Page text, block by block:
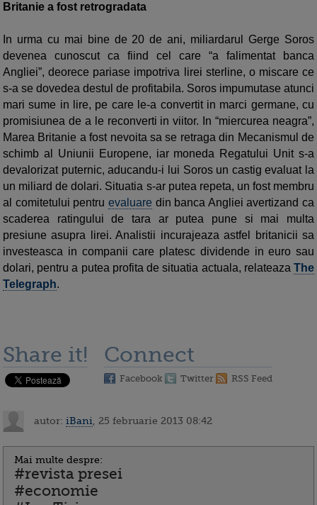
Britanie a fost retrogradata
In urma cu mai bine de 20 de ani, miliardarul Gerge Soros
devenea cunoscut ca fiind cel care “a falimentat banca
Angliei”, deorece pariase impotriva lirei sterline, o miscare ce
s-a se dovedea destul de profitabila. Soros impumutase atunci
mari sume in lire, pe care le-a convertit in marci germane, cu
promisiunea de a le reconverti in viitor. In “miercurea neagra”,
Marea Britanie a fost nevoita sa se retraga din Mecanismul de
schimb al Uniunii Europene, iar moneda Regatului Unit s-a
devalorizat puternic, aducandu-i lui Soros un castig evaluat la
un miliard de dolari. Situatia s-ar putea repeta, un fost membru
al comitetului pentru evaluare din banca Angliei avertizand ca
scaderea ratingului de tara ar putea pune si mai multa
presiune asupra lirei. Analistii incurajeaza astfel britanicii sa
investeasca in companii care platesc dividende in euro sau
dolari, pentru a putea profita de situatia actuala, relateaza The
Telegraph.
Share it! Connect
Facebook Twitter RSS Feed
autor: iBani , 25 februarie 2013 08:42
Mai multe despre:
#revista presei
#economie